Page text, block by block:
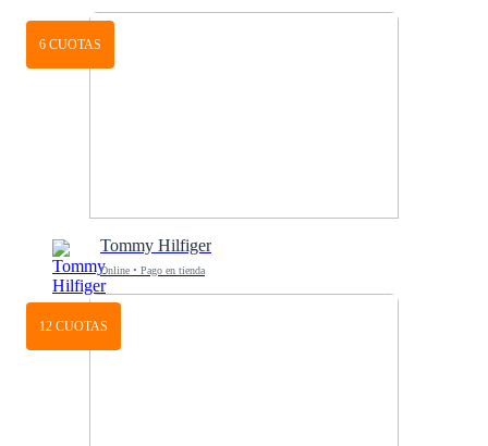
6 CUOTAS
Tommy Hilfiger
Online • Pago en tienda
12 CUOTAS